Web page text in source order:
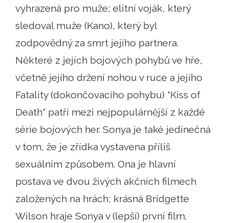
vyhrazená pro muže; elitní voják, který
sledoval muže (Kano), který byl
zodpovědný za smrt jejího partnera.
Některé z jejích bojových pohybů ve hře,
včetně jejího držení nohou v ruce a jejího
Fatality (dokončovacího pohybu) "Kiss of
Death" patří mezi nejpopulárnější z každé
série bojových her. Sonya je také jedinečná
v tom, že je zřídka vystavena příliš
sexuálním způsobem. Ona je hlavní
postava ve dvou živých akčních filmech
založených na hrách; krásná Bridgette
Wilson hraje Sonya v (lepší) první film.